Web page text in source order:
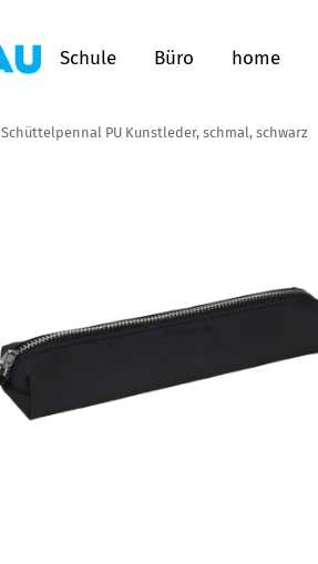
Schule Büro home
Schüttelpennal PU Kunstleder, schmal, schwarz